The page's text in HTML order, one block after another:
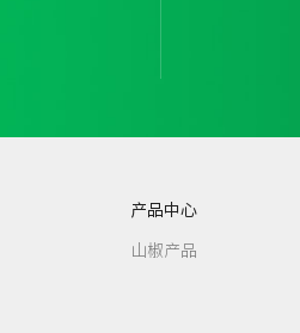
产品中心
山椒产品